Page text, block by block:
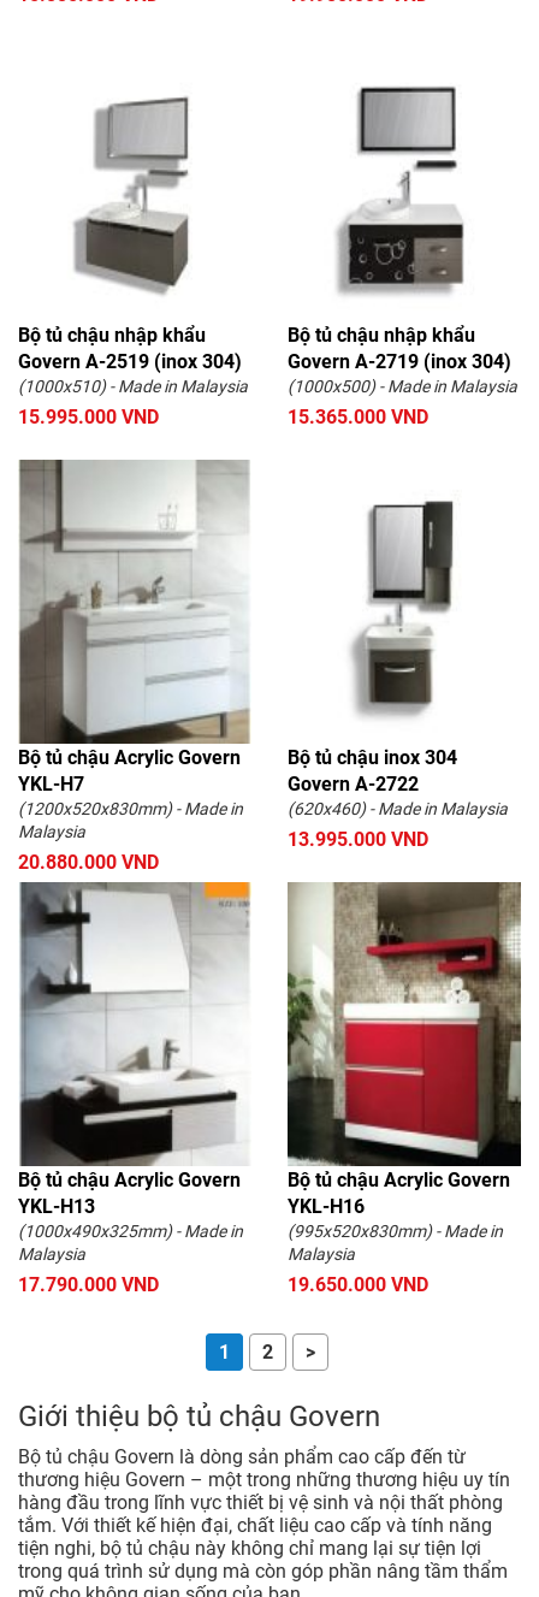
Bộ tủ chậu nhập khẩu
Govern A-2519 (inox 304)
(1000x510) - Made in Malaysia
15.995.000 VND
Bộ tủ chậu nhập khẩu
Govern A-2719 (inox 304)
(1000x500) - Made in Malaysia
15.365.000 VND
Bộ tủ chậu Acrylic Govern
YKL-H7
(1200x520x830mm) - Made in
Malaysia
20.880.000 VND
Bộ tủ chậu inox 304
Govern A-2722
(620x460) - Made in Malaysia
13.995.000 VND
Bộ tủ chậu Acrylic Govern
YKL-H13
(1000x490x325mm) - Made in
Malaysia
17.790.000 VND
Bộ tủ chậu Acrylic Govern
YKL-H16
(995x520x830mm) - Made in
Malaysia
19.650.000 VND
1 2 >
Giới thiệu bộ tủ chậu Govern
Bộ tủ chậu Govern là dòng sản phẩm cao cấp đến từ
thương hiệu Govern – một trong những thương hiệu uy tín
hàng đầu trong lĩnh vực thiết bị vệ sinh và nội thất phòng
tắm. Với thiết kế hiện đại, chất liệu cao cấp và tính năng
tiện nghi, bộ tủ chậu này không chỉ mang lại sự tiện lợi
trong quá trình sử dụng mà còn góp phần nâng tầm thẩm